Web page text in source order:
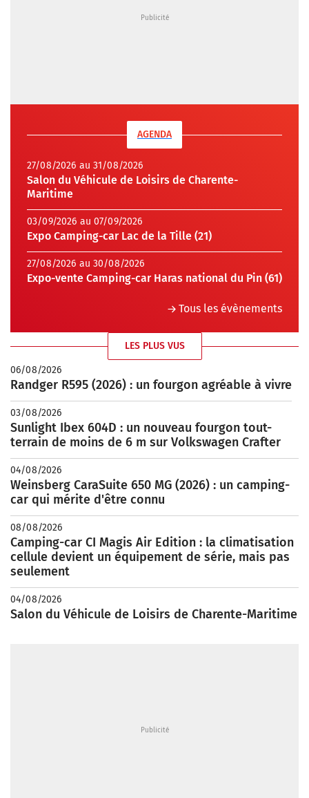
AGENDA
27/08/2026 au 31/08/2026
Salon du Véhicule de Loisirs de Charente-
Maritime
03/09/2026 au 07/09/2026
Expo Camping-car Lac de la Tille (21)
27/08/2026 au 30/08/2026
Expo-vente Camping-car Haras national du Pin (61)
Tous les évènements
LES PLUS VUS
06/08/2026
Randger R595 (2026) : un fourgon agréable à vivre
03/08/2026
Sunlight Ibex 604D : un nouveau fourgon tout-
terrain de moins de 6 m sur Volkswagen Crafter
04/08/2026
Weinsberg CaraSuite 650 MG (2026) : un camping-
car qui mérite d'être connu
08/08/2026
Camping-car CI Magis Air Edition : la climatisation
cellule devient un équipement de série, mais pas
seulement
04/08/2026
Salon du Véhicule de Loisirs de Charente-Maritime